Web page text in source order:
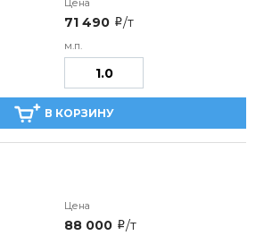
71 490 i/т
В КОРЗИНУ
88 000 i/т